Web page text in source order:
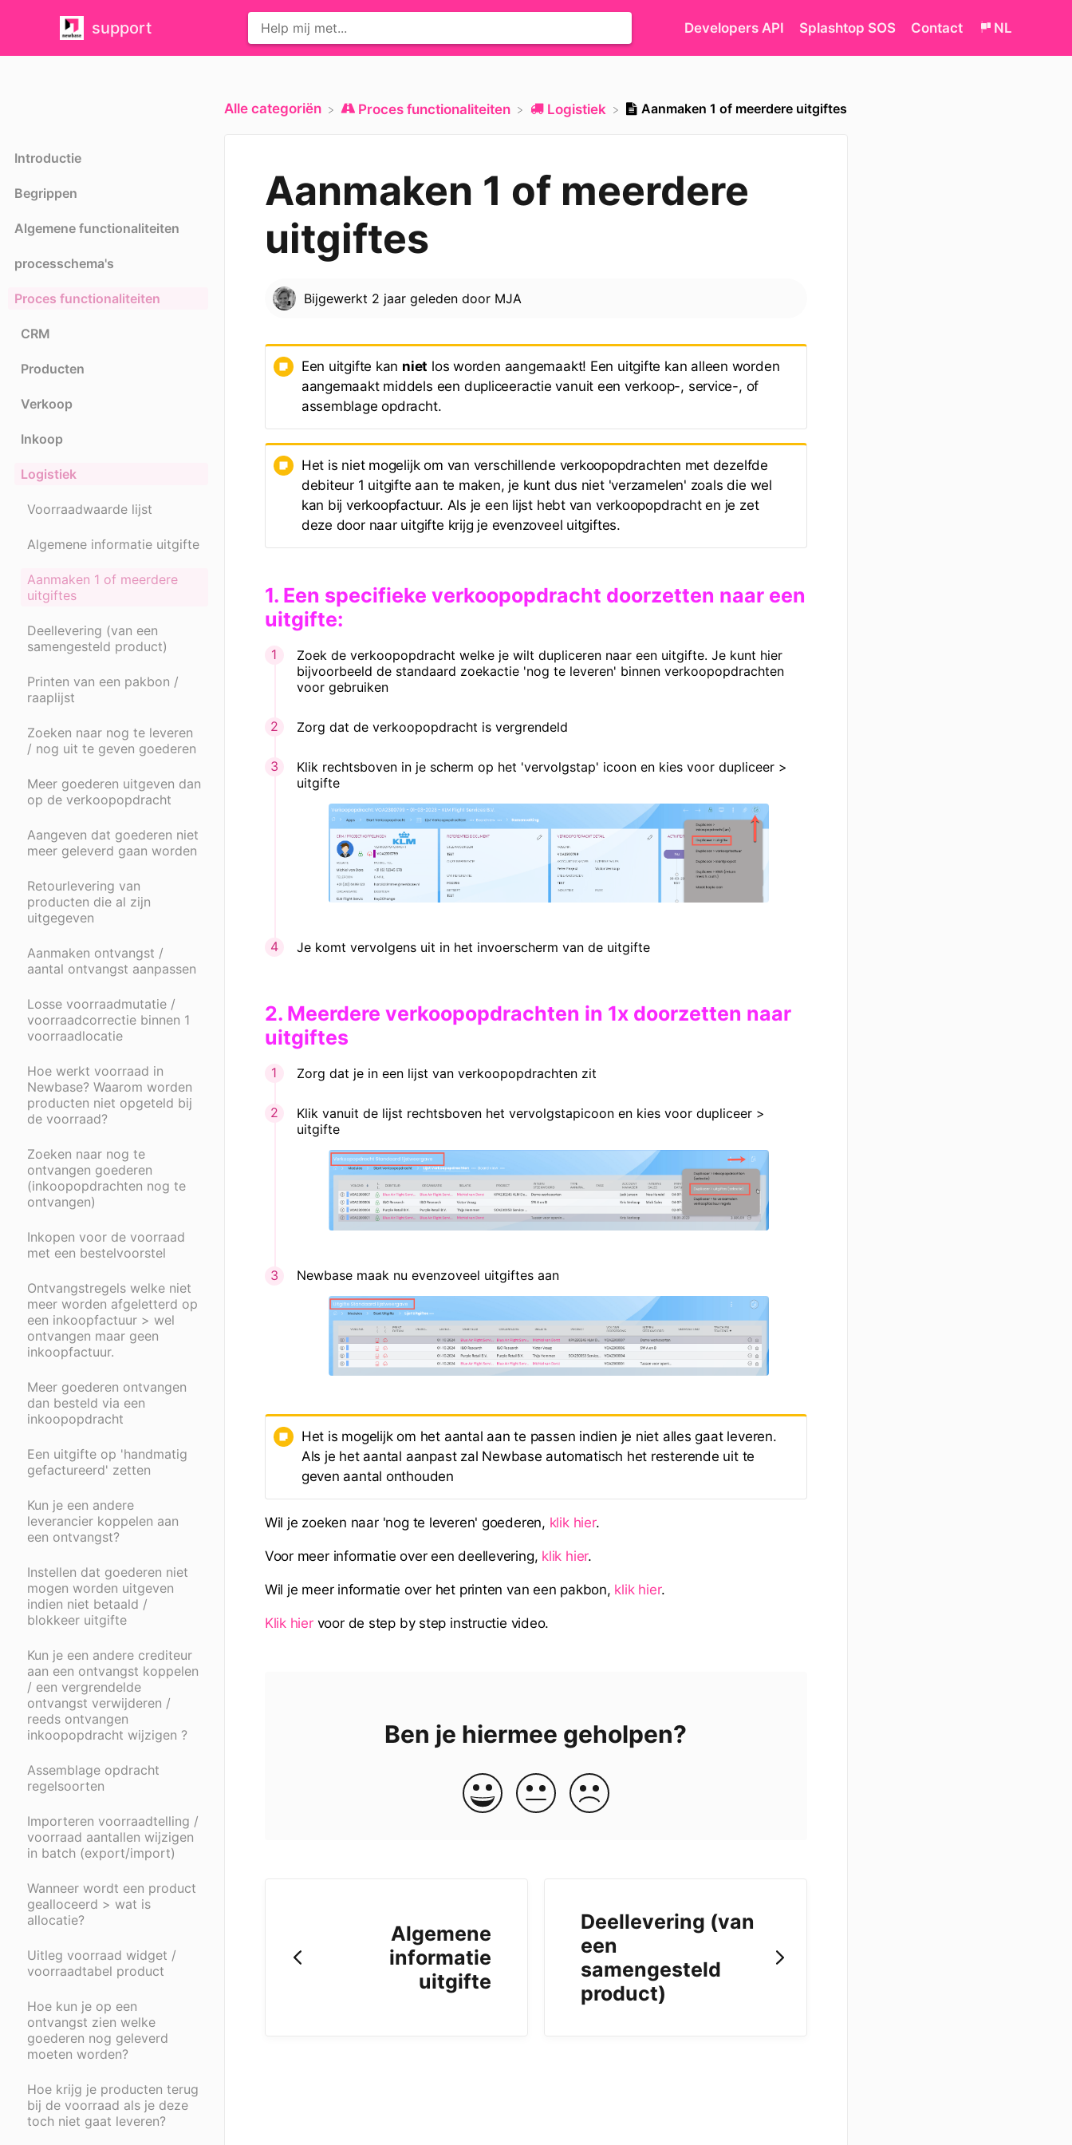
support Developers API Splashtop SOS Contact NL
Introductie
Begrippen
Algemene functionaliteiten
processchema's
Proces functionaliteiten
CRM
Producten
Verkoop
Inkoop
Logistiek
Voorraadwaarde lijst
Algemene informatie uitgifte
Aanmaken 1 of meerdere
uitgiftes
Deellevering (van een
samengesteld product)
Printen van een pakbon /
raaplijst
Zoeken naar nog te leveren
/ nog uit te geven goederen
Meer goederen uitgeven dan
op de verkoopopdracht
Aangeven dat goederen niet
meer geleverd gaan worden
Retourlevering van
producten die al zijn
uitgegeven
Aanmaken ontvangst /
aantal ontvangst aanpassen
Losse voorraadmutatie /
voorraadcorrectie binnen 1
voorraadlocatie
Hoe werkt voorraad in
Newbase? Waarom worden
producten niet opgeteld bij
de voorraad?
Zoeken naar nog te
ontvangen goederen
(inkoopopdrachten nog te
ontvangen)
Inkopen voor de voorraad
met een bestelvoorstel
Ontvangstregels welke niet
meer worden afgeletterd op
een inkoopfactuur > wel
ontvangen maar geen
inkoopfactuur.
Meer goederen ontvangen
dan besteld via een
inkoopopdracht
Een uitgifte op 'handmatig
gefactureerd' zetten
Kun je een andere
leverancier koppelen aan
een ontvangst?
Instellen dat goederen niet
mogen worden uitgeven
indien niet betaald /
blokkeer uitgifte
Kun je een andere crediteur
aan een ontvangst koppelen
/ een vergrendelde
ontvangst verwijderen /
reeds ontvangen
inkoopopdracht wijzigen ?
Assemblage opdracht
regelsoorten
Importeren voorraadtelling /
voorraad aantallen wijzigen
in batch (export/import)
Wanneer wordt een product
gealloceerd > wat is
allocatie?
Uitleg voorraad widget /
voorraadtabel product
Hoe kun je op een
ontvangst zien welke
goederen nog geleverd
moeten worden?
Hoe krijg je producten terug
bij de voorraad als je deze
toch niet gaat leveren?
Alle categoriën ​Proces functionaliteiten ​Logistiek Aanmaken 1 of meerdere uitgiftes
Aanmaken 1 of meerdere
uitgiftes
Bijgewerkt 2 jaar geleden door MJA
Een uitgifte kan niet los worden aangemaakt! Een uitgifte kan alleen worden
aangemaakt middels een dupliceeractie vanuit een verkoop-, service-, of
assemblage opdracht.
Het is niet mogelijk om van verschillende verkoopopdrachten met dezelfde
debiteur 1 uitgifte aan te maken, je kunt dus niet 'verzamelen' zoals die wel
kan bij verkoopfactuur. Als je een lijst hebt van verkoopopdracht en je zet
deze door naar uitgifte krijg je evenzoveel uitgiftes.
1. Een specifieke verkoopopdracht doorzetten naar een
uitgifte:
Zoek de verkoopopdracht welke je wilt dupliceren naar een uitgifte. Je kunt hier
bijvoorbeeld de standaard zoekactie 'nog te leveren' binnen verkoopopdrachten
voor gebruiken
Zorg dat de verkoopopdracht is vergrendeld
Klik rechtsboven in je scherm op het 'vervolgstap' icoon en kies voor dupliceer >
uitgifte
Je komt vervolgens uit in het invoerscherm van de uitgifte
2. Meerdere verkoopopdrachten in 1x doorzetten naar
uitgiftes
Zorg dat je in een lijst van verkoopopdrachten zit
Klik vanuit de lijst rechtsboven het vervolgstapicoon en kies voor dupliceer >
uitgifte
Newbase maak nu evenzoveel uitgiftes aan
Het is mogelijk om het aantal aan te passen indien je niet alles gaat leveren.
Als je het aantal aanpast zal Newbase automatisch het resterende uit te
geven aantal onthouden
Wil je zoeken naar 'nog te leveren' goederen, klik hier.
Voor meer informatie over een deellevering, klik hier.
Wil je meer informatie over het printen van een pakbon, klik hier.
Klik hiervoor de step by step instructie video.
Ben je hiermee geholpen?
Algemene
informatie
uitgifte
Deellevering (van
een
samengesteld
product)